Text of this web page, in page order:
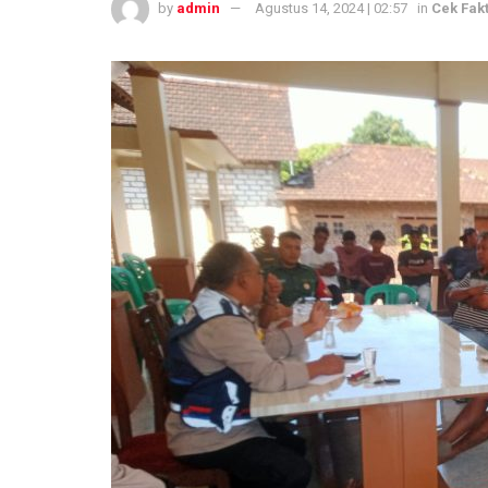
by admin Agustus 14, 2024 | 02:57 in Cek